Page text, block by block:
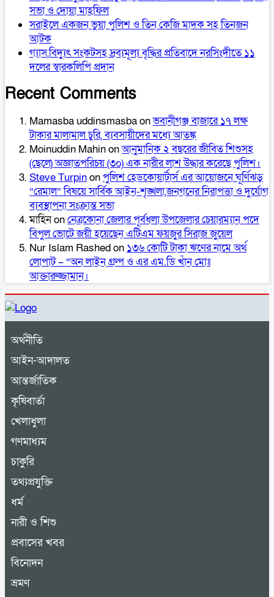
সভা ও দোয়া মাহফিল
সরাইলে একজন ভুয়া পুলিশ ও তিন কেজি মাদক সহ তিনজন
আটক
গ্যাস,বিদ্যুৎ সংকটসহ দ্রব্যমূল্য বৃদ্ধির প্রতিবাদে নরসিংদীতে ১১
দলের স্বারকলিপি প্রদান
Recent Comments
Mamasba uddinsmasbaonভবানীগঞ্জ বাজারে ১৭ লক্ষ
টাকার মালামাল চুরি, ব্যবসায়ীদের মধ্যে আতঙ্ক
Moinuddin Mahinonআনুমানিক ২ বছরের জীবিত শিশুসহ
(ছেলে) অজ্ঞাতপরিচয় (৩০) এক নারীর লাশ উদ্ধার করেছে পুলিশ।
Steve Turpinonপুলিশ হেডকোয়ার্টার্স এর আয়োজনে ঘূর্ণিঝড়
“রেমাল” বিষয়ে সার্বিক আইন-শৃঙ্খলা,জনগনের নিরাপত্তা ও দুর্যোগ
ব্যবস্থাপনা সংক্রান্ত সভা
মাহিনonনেত্রকোনা জেলার পূর্বধলা উপজেলার চেয়ারম্যান পদে
বিপুল ভোটে জয়ী হয়েছেন এটিএম ফয়জুর সিরাজ জুয়েল
Nur Islam Rashedon ১৩৬ কোটি টাকা ঋণের নামে অর্থ
লোপাট – “অন লাইন গ্রুপ ও এর এম.ডি খাঁন মোঃ
আক্তারুজ্জামান।
অর্থনীতি
আইন-আদালত
আন্তর্জাতিক
কৃষিবার্তা
খেলাধুলা
গণমাধ্যম
চাকুরি
তথ্যপ্রযুক্তি
ধর্ম
নারী ও শিশু
প্রবাসের খবর
বিনোদন
ভ্রমণ